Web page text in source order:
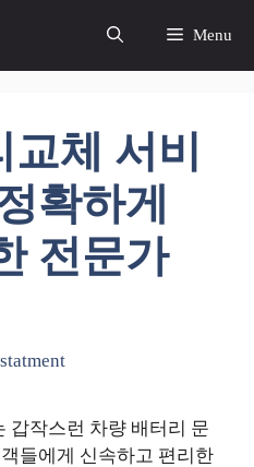
Menu
교체 서비
확하게
전문가
갑작스런 차량 배터리 문
들에게 신속하고 편리한